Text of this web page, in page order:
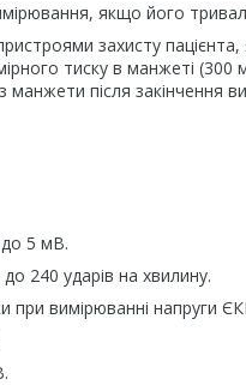
якщо його
захисту
тиску в манжеті
манжети після закінчення
до 5 мВ.
240 ударів на хвилину.
при вимірюванні напруги